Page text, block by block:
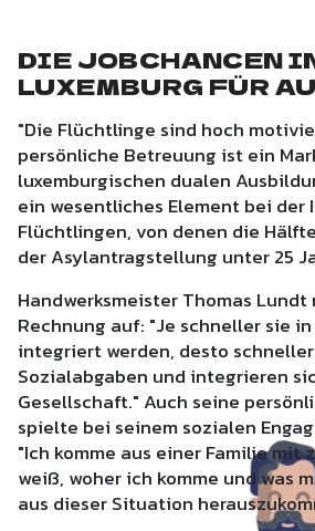
DIE JOBCHANCEN
LUXEMBURG FÜR
"Die Flüchtlinge sind hoch
persönliche Betreuung ist ein
luxemburgischen dualen
ein wesentliches Element bei der
Flüchtlingen, von denen die
der Asylantragstellung unter 25
Handwerksmeister Thomas
Rechnung auf: "Je schneller sie
integriert werden, desto
Sozialabgaben und integrieren
Gesellschaft." Auch seine
spielte bei seinem sozialen
"Ich komme aus einer Familie mit
weiß, woher ich komme und was
aus dieser Situation